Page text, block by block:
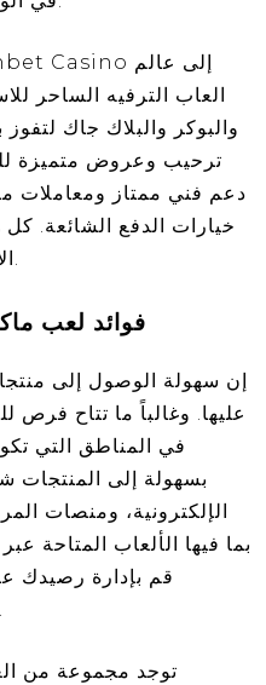
العاب الترفيه الساحر
والبوكر والبلاك جاك لتفوز
ترحيب وعروض متميزة
دعم فني ممتاز ومعاملات
خيارات الدفع الشائعة. كل
الاستفادة بها على هاتفك الجوال.
فوائد لعب
إن سهولة الوصول إلى
عليها. وغالباً ما تتاح
في المناطق التي
بسهولة إلى المنتجات
الإلكترونية، ومنصات
بما فيها الألعاب المتاحة
قم بإدارة رصيدك
الميزانية وتجنب الإنفاق الزائد.
توجد مجموعة من